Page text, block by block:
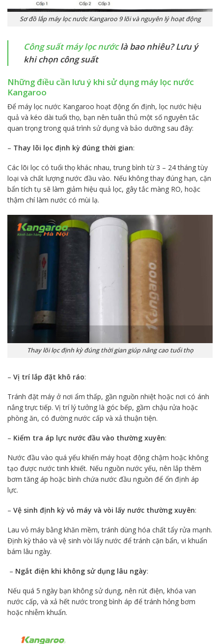
Sơ đồ lắp máy lọc nước Kangaroo 9 lõi và nguyên lý hoạt động
Công suất máy lọc nướclà bao nhiêu? Lưu ý
khi chọn công suất
Những điều cần lưu ý khi sử dụng máy lọc nước
Kangaroo
Để máy lọc nước Kangaroo hoạt động ổn định, lọc nước hiệu
quả và kéo dài tuổi thọ, bạn nên tuân thủ một số nguyên tắc
quan trọng trong quá trình sử dụng và bảo dưỡng sau đây:
– Thay lõi lọc định kỳ đúng thời gian:
Các lõi lọc có tuổi thọ khác nhau, trung bình từ 3 – 24 tháng tùy
loại và chất lượng nước đầu vào. Nếu không thay đúng hạn, cặn
bẩn tích tụ sẽ làm giảm hiệu quả lọc, gây tắc màng RO, hoặc
thậm chí làm nước có mùi lạ.
Thay lõi lọc định kỳ đúng thời gian giúp nâng cao tuổi thọ
– Vị trí lắp đặt khô ráo:
Tránh đặt máy ở nơi ẩm thấp, gần nguồn nhiệt hoặc nơi có ánh
nắng trực tiếp. Vị trí lý tưởng là góc bếp, gầm chậu rửa hoặc
phòng ăn, có đường nước cấp và xả thuận tiện.
– Kiểm tra áp lực nước đầu vào thường xuyên:
Nước đầu vào quá yếu khiến máy hoạt động chậm hoặc không
tạo được nước tinh khiết. Nếu nguồn nước yếu, nên lắp thêm
bơm tăng áp hoặc bình chứa nước đầu nguồn để ổn định áp
lực.
– Vệ sinh định kỳ vỏ máy và vòi lấy nước thường xuyên:
Lau vỏ máy bằng khăn mềm, tránh dùng hóa chất tẩy rửa mạnh.
Định kỳ tháo và vệ sinh vòi lấy nước để tránh cặn bẩn, vi khuẩn
bám lâu ngày.
– Ngắt điện khi không sử dụng lâu ngày:
Nếu quá 5 ngày bạn không sử dụng, nên rút điện, khóa van
nước cấp, và xả hết nước trong bình áp để tránh hỏng bơm
hoặc nhiễm khuẩn.